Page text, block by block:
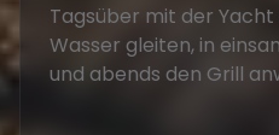
Tagsüber mit der
Wasser gleiten, in
und abends den Grill